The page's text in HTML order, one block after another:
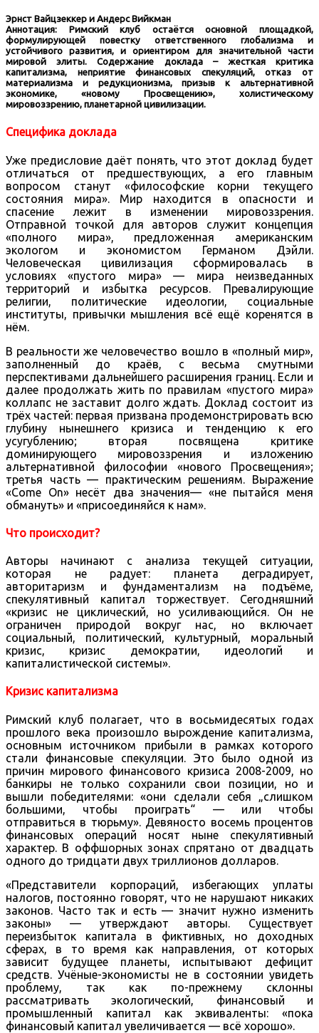
Эрнст Вайцзеккер и Андерс Вийкман
Аннотация: Римский клуб остаётся основной площадкой,
формулирующей повестку ответственного глобализма и
устойчивого развития, и ориентиром для значительной части
мировой элиты. Содержание доклада – жесткая критика
капитализма, неприятие финансовых спекуляций, отказ от
материализма и редукционизма, призыв к альтернативной
экономике, «новому Просвещению», холистическому
мировоззрению, планетарной цивилизации.
Специфика доклада
Уже предисловие даёт понять, что этот доклад будет
отличаться от предшествующих, а его главным
вопросом станут «философские корни текущего
состояния мира». Мир находится в опасности и
спасение лежит в изменении мировоззрения.
Отправной точкой для авторов служит концепция
«полного мира», предложенная американским
экологом и экономистом Германом Дэйли.
Человеческая цивилизация сформировалась в
условиях «пустого мира» — мира неизведанных
территорий и избытка ресурсов. Превалирующие
религии, политические идеологии, социальные
институты, привычки мышления всё ещё коренятся в
нём.
В реальности же человечество вошло в «полный мир»,
заполненный до краёв, с весьма смутными
перспективами дальнейшего расширения границ. Если и
далее продолжать жить по правилам «пустого мира»
коллапс не заставит долго ждать. Доклад состоит из
трёх частей: первая призвана продемонстрировать всю
глубину нынешнего кризиса и тенденцию к его
усугублению; вторая посвящена критике
доминирующего мировоззрения и изложению
альтернативной философии «нового Просвещения»;
третья часть — практическим решениям. Выражение
«Come On» несёт два значения— «не пытайся меня
обмануть» и «присоединяйся к нам».
Что происходит?
Авторы начинают с анализа текущей ситуации,
которая не радует: планета деградирует,
авторитаризм и фундаментализм на подъёме,
спекулятивный капитал торжествует. Сегодняшний
«кризис не циклический, но усиливающийся. Он не
ограничен природой вокруг нас, но включает
социальный, политический, культурный, моральный
кризис, кризис демократии, идеологий и
капиталистической системы».
Кризис капитализма
Римский клуб полагает, что в восьмидесятых годах
прошлого века произошло вырождение капитализма,
основным источником прибыли в рамках которого
стали финансовые спекуляции. Это было одной из
причин мирового финансового кризиса 2008-2009, но
банкиры не только сохранили свои позиции, но и
вышли победителями: «они сделали себя „слишком
большими, чтобы проиграть“ — или чтобы
отправиться в тюрьму». Девяносто восемь процентов
финансовых операций носят ныне спекулятивный
характер. В оффшорных зонах спрятано от двадцать
одного до тридцати двух триллионов долларов.
«Представители корпораций, избегающих уплаты
налогов, постоянно говорят, что не нарушают никаких
законов. Часто так и есть — значит нужно изменить
законы» — утверждают авторы. Существует
переизбыток капитала в фиктивных, но доходных
сферах, в то время как направления, от которых
зависит будущее планеты, испытывают дефицит
средств. Учёные-экономисты не в состоянии увидеть
проблему, так как по-прежнему склонны
рассматривать экологический, финансовый и
промышленный капитал как эквиваленты: «пока
финансовый капитал увеличивается — всё хорошо».